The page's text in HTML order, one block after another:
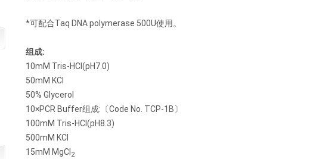
*可配合Taq DNA polymerase 500U使用。
组成:
10mM Tris-HCl(pH7.0)
50mM KCl
50% Glycerol
10×PCR Buffer组成:〔Code No. TCP-1B〕
100mM Tris-HCl(pH8.3)
500mM KCl
15mM MgCl 2